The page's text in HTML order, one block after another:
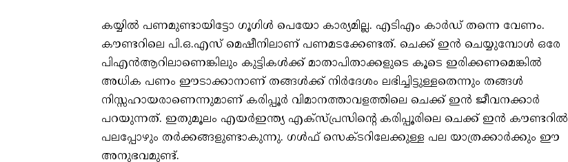
കയ്യില്‍ പണമുണ്ടായിട്ടോ ഗൂഗിള്‍ പെയോ കാര്യമില്ല. എടിഎം കാര്‍ഡ് തന്നെ വേണം.
കൗണ്ടറിലെ പി.ഒ.എസ് മെഷീനിലാണ് പണമടക്കേണ്ടത്. ചെക്ക് ഇന്‍ ചെയ്യുമ്പോള്‍ ഒരേ
പിഎന്‍ആറിലാണെങ്കിലും കുട്ടികള്‍ക്ക് മാതാപിതാക്കളുടെ കൂടെ ഇരിക്കണമെങ്കില്‍
അധിക പണം ഈടാക്കാനാണ് തങ്ങള്‍ക്ക് നിര്‍ദേശം ലഭിച്ചിട്ടുള്ളതെന്നും തങ്ങള്‍
നിസ്സഹായരാണെന്നുമാണ് കരിപ്പൂര്‍ വിമാനത്താവളത്തിലെ ചെക്ക് ഇന്‍ ജീവനക്കാര്‍
പറയുന്നത്. ഇതുമൂലം എയര്‍ഇന്ത്യ എക്‌സ്പ്രസിന്റെ കരിപ്പൂരിലെ ചെക്ക് ഇന്‍ കൗണ്ടറില്‍
പലപ്പോഴും തര്‍ക്കങ്ങളുണ്ടാകുന്നു. ഗള്‍ഫ് സെക്ടറിലേക്കുള്ള പല യാത്രക്കാര്‍ക്കും ഈ
അനുഭവമുണ്ട്.